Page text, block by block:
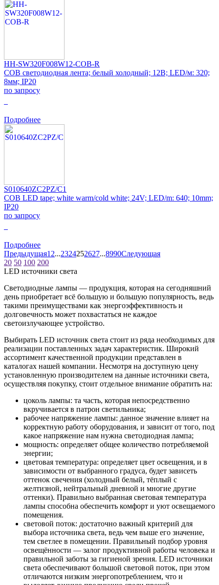
HH-SW320F008W12-COB-R
COB светодиодная лента; белый холодный; 12В; LED/м: 320;
8мм; IP20
по запросу
Подробнее
S010640ZC2PZ/C1
COB LED tape; white warm/cold white; 24V; LED/m: 640; 10mm;
IP20
по запросу
Подробнее
Предыдущая1 2...2324252627...8990Следующая
20 50 100 200
LED источники света
Светодиодные лампы — продукция, которая на сегодняшний
день приобретает всё большую и большую популярность, ведь
такими преимуществами как энергоэффективность и
долговечность может похвастаться не каждое
светоизлучающее устройство.
Выбирать LED источник света стоит из ряда необходимых для
реализации поставленных задач характеристик. Широкий
ассортимент качественной продукции представлен в
каталогах нашей компании. Несмотря на доступную цену
установленную производителем на данные источники света,
осуществляя покупку, стоит отдельное внимание обратить на:
цоколь лампы: та часть, которая непосредственно
вкручивается в патрон светильника;
рабочее напряжение лампы: данное значение влияет на
корректную работу оборудования, и зависит от того, под
какое напряжение нам нужна светодиодная лампа;
мощность: определяет общее количество потребляемой
энергии;
цветовая температура: определяет цвет освещения, и в
зависимости от выбранного градуса, будет зависеть
оттенок свечения (холодный белый, тёплый с
желтизной, нейтральный дневной и многие другие
оттенки). Правильно выбранная световая температура
лампы способна обеспечить комфорт и уют освещаемого
помещения.
световой поток: достаточно важный критерий для
выбора источника света, ведь чем выше его значение,
тем светлее в помещении. Правильный подбор уровня
освещённости — залог продуктивной работы человека и
правильной заботы за гигиеной зрения. LED источники
света обеспечивают большой световой поток, при этом
отличаются низким энергопотреблением, что и